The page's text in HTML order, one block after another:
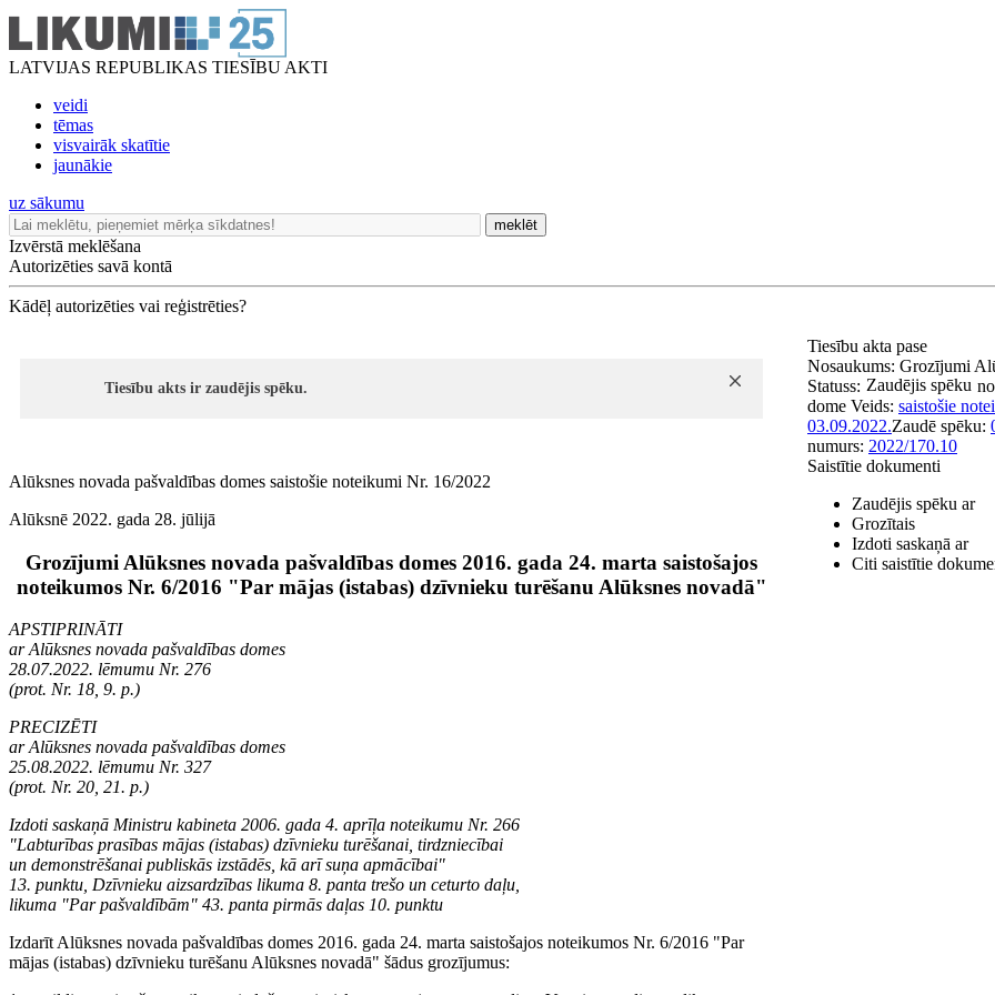
LATVIJAS REPUBLIKAS TIESĪBU AKTI
veidi
tēmas
visvairāk skatītie
jaunākie
uz sākumu
meklēt
Izvērstā meklēšana
Autorizēties savā kontā
Kādēļ autorizēties vai reģistrēties?
Tiesību akts ir zaudējis spēku.
Alūksnes novada pašvaldības domes saistošie noteikumi Nr. 16/2022
Alūksnē 2022. gada 28. jūlijā
Grozījumi Alūksnes novada pašvaldības domes 2016. gada 24. marta saistošajos
noteikumos Nr. 6/2016 "Par mājas (istabas) dzīvnieku turēšanu Alūksnes novadā"
APSTIPRINĀTI
ar Alūksnes novada pašvaldības domes
28.07.2022. lēmumu Nr. 276
(prot. Nr. 18, 9. p.)
PRECIZĒTI
ar Alūksnes novada pašvaldības domes
25.08.2022. lēmumu Nr. 327
(prot. Nr. 20, 21. p.)
Izdoti saskaņā Ministru kabineta 2006. gada 4. aprīļa noteikumu Nr. 266
"Labturības prasības mājas (istabas) dzīvnieku turēšanai, tirdzniecībai
un demonstrēšanai publiskās izstādēs, kā arī suņa apmācībai"
13. punktu, Dzīvnieku aizsardzības likuma 8. panta trešo un ceturto daļu,
likuma "Par pašvaldībām" 43. panta pirmās daļas 10. punktu
Izdarīt Alūksnes novada pašvaldības domes 2016. gada 24. marta saistošajos noteikumos Nr. 6/2016 "Par
mājas (istabas) dzīvnieku turēšanu Alūksnes novadā" šādus grozījumus:
Tiesību akta pase
Nosaukums: Grozījumi
Statuss: Zaudējis spēku
dome Veids: saistošie
03.09.2022.Zaudē spēku:
numurs: 2022/170.10
Saistītie dokumenti
Zaudējis spēku ar
Grozītais
Izdoti saskaņā ar
Citi saistītie